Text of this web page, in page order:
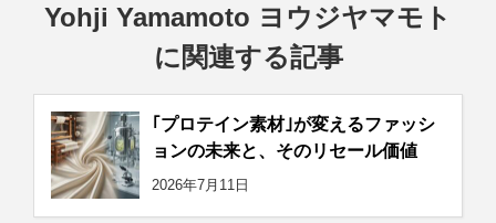
Yohji Yamamoto ヨウジヤマモト
に関連する記事
｢プロテイン素材｣が変えるファッシ
ョンの未来と、そのリセール価値
2026年7月11日